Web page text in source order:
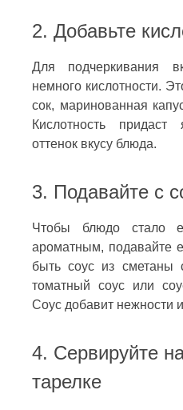
2. Добавьте
Для подчеркивания
немного кислотности.
сок, маринованная
Кислотность
оттенок вкусу блюда.
3. Подавайте с
Чтобы блюдо стало
ароматным, подавайте
быть соус из сметаны
томатный соус или
Соус добавит нежности
4. Сервируйте
тарелке